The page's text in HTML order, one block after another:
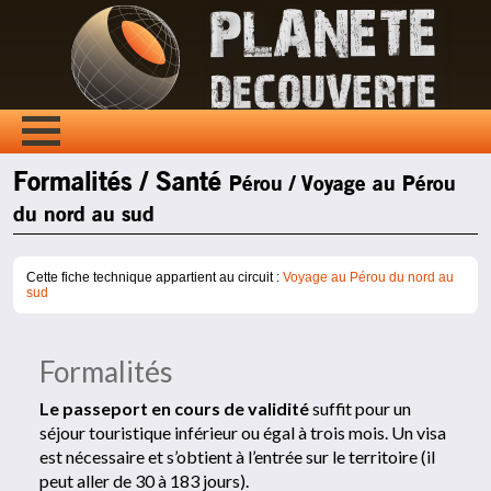
Formalités / Santé Pérou / Voyage au Pérou
du nord au sud
Cette fiche technique appartient au circuit :Voyage au Pérou du nord au
sud
Formalités
Le passeport en cours de validitésuffit pour un
séjour touristique inférieur ou égal à trois mois. Un visa
est nécessaire et s’obtient à l’entrée sur le territoire (il
peut aller de 30 à 183 jours).